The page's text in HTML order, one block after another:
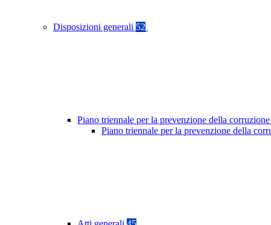
Disposizioni generali 52
Piano triennale per la prevenzione della corruzione
Piano triennale per la prevenzione della